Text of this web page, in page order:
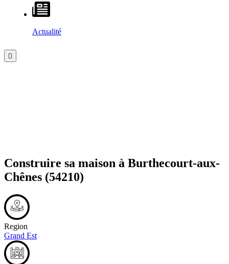
Actualité
Construire sa maison à Burthecourt-aux-
Chênes (54210)
Region
Grand Est